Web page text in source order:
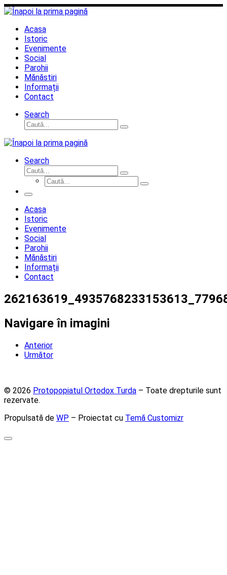
Sari
la
conținutAcasa
Istoric
Evenimente
Social
Parohii
Mănăstiri
Informații
Contact
Search
Căutare
Caută...
Search
Căutare
Caută...
Căutare
Caută...
Meniu
Acasa
Istoric
Evenimente
Social
Parohii
Mănăstiri
Informații
Contact
Navigare în imagini
Anterior
Următor
© 2026 Protopopiatul Ortodox Turda – Toate drepturile sunt
rezervate.
Propulsată de WP – Proiectat cu Temă Customizr